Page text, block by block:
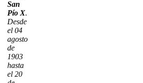
San
Pío X.
Desde
el 04
agosto
de
1903
hasta
el 20